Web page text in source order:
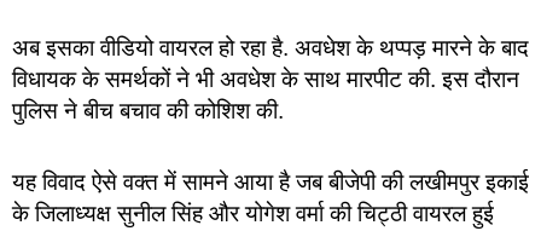
अब इसका वीडियो वायरल हो रहा है. अवधेश के थप्पड़ मारने के बाद
विधायक के समर्थकों ने भी अवधेश के साथ मारपीट की. इस दौरान
पुलिस ने बीच बचाव की कोशिश की.
यह विवाद ऐसे वक्त में सामने आया है जब बीजेपी की लखीमपुर इकाई
के जिलाध्यक्ष सुनील सिंह और योगेश वर्मा की चिट्ठी वायरल हुई